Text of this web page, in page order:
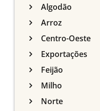
Algodão
Arroz
Centro-Oeste
Exportações
Feijão
Milho
Norte